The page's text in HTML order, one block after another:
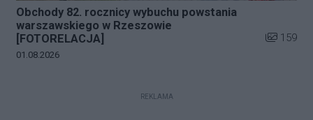
Obchody 82. rocznicy wybuchu powstania
warszawskiego w Rzeszowie
[FOTORELACJA]
Liczba
159
Data dodania galerii:
01.08.2026
REKLAMA